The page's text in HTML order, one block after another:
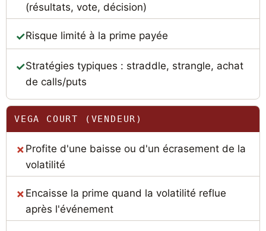
(résultats, vote, décision)
Risque limité à la prime payée
Stratégies typiques : straddle, strangle, achat
de calls/puts
VEGA COURT (VENDEUR)
Profite d'une baisse ou d'un écrasement de la
volatilité
Encaisse la prime quand la volatilité reflue
après l'événement